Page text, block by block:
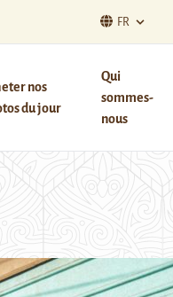
FR
nos
du jour
Qui
sommes-
nous